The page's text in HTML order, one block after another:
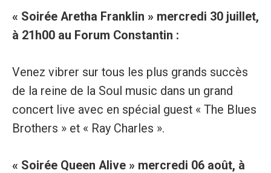
« Soirée Aretha Franklin » mercredi 30 juillet,
à 21h00 au Forum Constantin :
Venez vibrer sur tous les plus grands succès
de la reine de la Soul music dans un grand
concert live avec en spécial guest « The Blues
Brothers » et « Ray Charles ».
« Soirée Queen Alive » mercredi 06 août, à